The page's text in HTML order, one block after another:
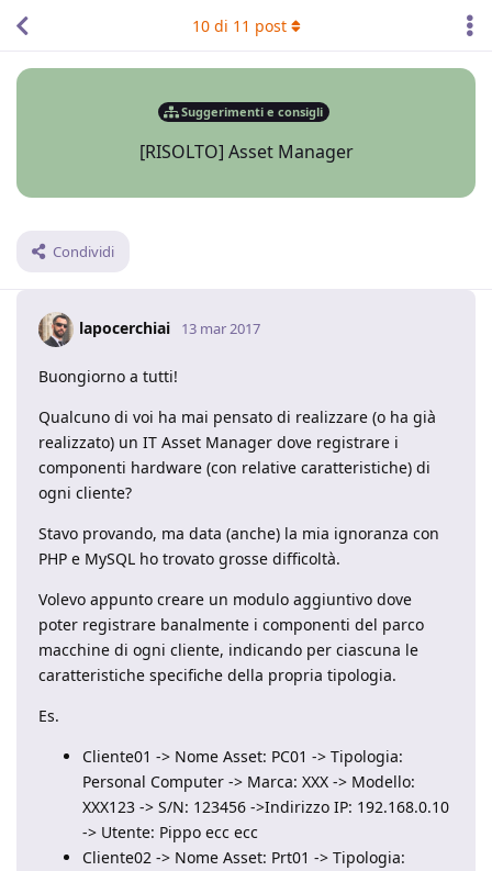
Suggerimenti e consigli
[RISOLTO] Asset Manager
Condividi
10di 11 post
lapocerchiai 13 mar 2017
Buongiorno a tutti!
Qualcuno di voi ha mai pensato di realizzare (o ha già
realizzato) un IT Asset Manager dove registrare i
componenti hardware (con relative caratteristiche) di
ogni cliente?
Stavo provando, ma data (anche) la mia ignoranza con
PHP e MySQL ho trovato grosse difficoltà.
Volevo appunto creare un modulo aggiuntivo dove
poter registrare banalmente i componenti del parco
macchine di ogni cliente, indicando per ciascuna le
caratteristiche specifiche della propria tipologia.
Es.
Cliente01 -> Nome Asset: PC01 -> Tipologia:
Personal Computer -> Marca: XXX -> Modello:
XXX123 -> S/N: 123456 ->Indirizzo IP: 192.168.0.10
-> Utente: Pippo ecc ecc
Cliente02 -> Nome Asset: Prt01 -> Tipologia: